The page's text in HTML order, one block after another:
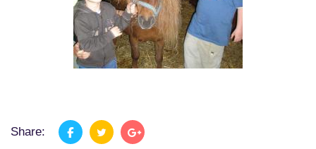
Share: